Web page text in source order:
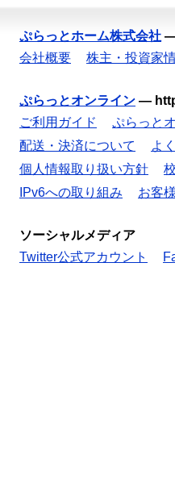
ぷらっとホーム株式会社
会社概要
株主・投資家
ぷらっとオンライン —
ご利用ガイド
ぷらっと
配送・決済について
よ
個人情報取り扱い方針
IPv6への取り組み
お客
ソーシャルメディア
Twitter公式アカウント